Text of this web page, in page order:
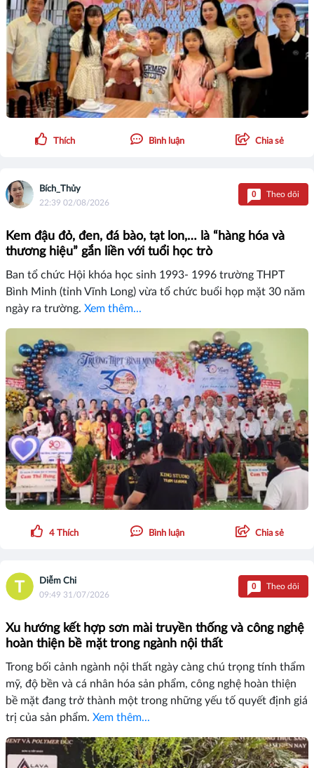
Thích Bình luận Chia sẻ
Bích_Thủy
22:39 02/08/2026
0 Theo dõi
Kem đậu đỏ, đen, đá bào, tạt lon,… là “hàng hóa và
thương hiệu” gắn liền với tuổi học trò
Ban tổ chức Hội khóa học sinh 1993- 1996 trường THPT
Bình Minh (tỉnh Vĩnh Long) vừa tổ chức buổi họp mặt 30 năm
ngày ra trường. Xem thêm...
4 Thích Bình luận Chia sẻ
Diễm Chi
09:49 31/07/2026
0 Theo dõi
Xu hướng kết hợp sơn mài truyền thống và công nghệ
hoàn thiện bề mặt trong ngành nội thất
Trong bối cảnh ngành nội thất ngày càng chú trọng tính thẩm
mỹ, độ bền và cá nhân hóa sản phẩm, công nghệ hoàn thiện
bề mặt đang trở thành một trong những yếu tố quyết định giá
trị của sản phẩm. Xem thêm...